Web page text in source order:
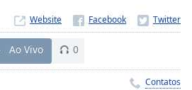
Website
Ao Vivo 0
Contatos